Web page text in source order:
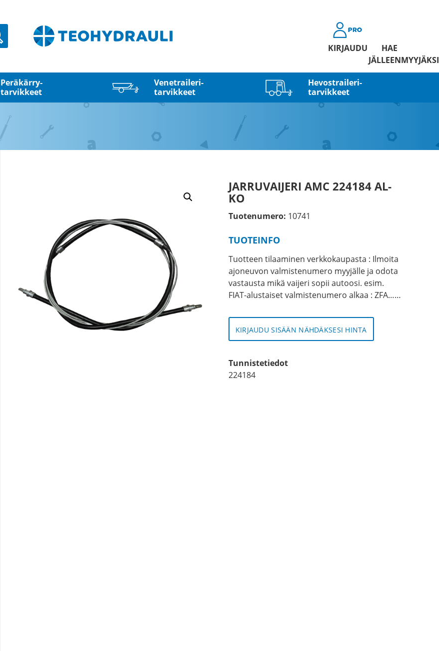
Haku
KIRJAUDU
HAE
JÄLLEENMYYJÄKSI
Peräkärry­
tarvikkeet
Venetraileri­
tarvikkeet
Hevostraileri­
tarvikkeet
JARRUVAIJERI AMC 224184 AL-
KO
Tuotenumero: 10741
TUOTEINFO
Tuotteen tilaaminen verkkokaupasta : Ilmoita
ajoneuvon valmistenumero myyjälle ja odota
vastausta mikä vaijeri sopii autoosi. esim.
FIAT-alustaiset valmistenumero alkaa : ZFA……
KIRJAUDU SISÄÄN NÄHDÄKSESI HINTA
Tunnistetiedot
224184